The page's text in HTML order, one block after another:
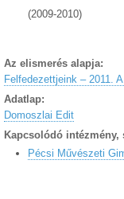
(2009-2010)
Az elismerés alapja:
Felfedezettjeink – 2011.
Adatlap:
Domoszlai Edit
Kapcsolódó intézmény,
Pécsi Művészeti